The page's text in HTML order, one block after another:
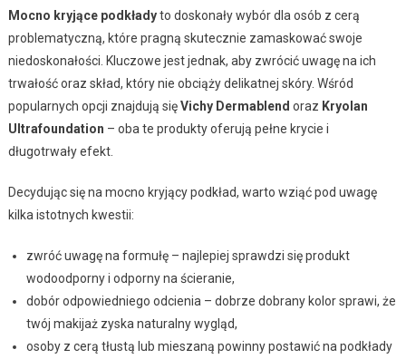
Mocno kryjące podkładyto doskonały wybór dla osób z cerą
problematyczną, które pragną skutecznie zamaskować swoje
niedoskonałości. Kluczowe jest jednak, aby zwrócić uwagę na ich
trwałość oraz skład, który nie obciąży delikatnej skóry. Wśród
popularnych opcji znajdują sięVichy Dermablend oraz Kryolan
Ultrafoundation – oba te produkty oferują pełne krycie i
długotrwały efekt.
Decydując się na mocno kryjący podkład, warto wziąć pod uwagę
kilka istotnych kwestii:
zwróć uwagę na formułę – najlepiej sprawdzi się produkt
wodoodporny i odporny na ścieranie,
dobór odpowiedniego odcienia – dobrze dobrany kolor sprawi, że
twój makijaż zyska naturalny wygląd,
osoby z cerą tłustą lub mieszaną powinny postawić na podkłady